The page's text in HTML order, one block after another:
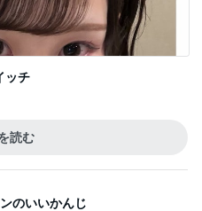
ッチ
読む
のいいかんじ